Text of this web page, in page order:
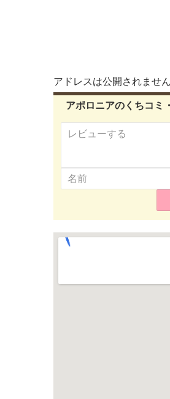
アドレスは公開されません
アポロニアのくちコミ